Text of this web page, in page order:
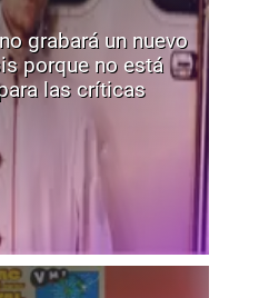
grabará un nuevo
porque no está
las críticas